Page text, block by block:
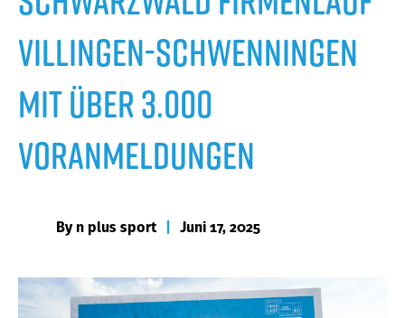
Villingen-Schwenningen
mit über 3.000
Voranmeldungen
By n plus sport Juni 17, 2025